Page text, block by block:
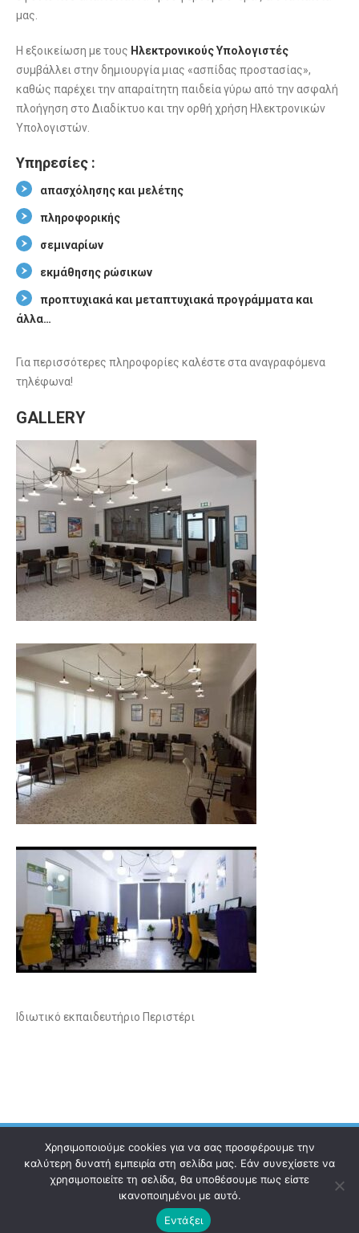
μας.
Η εξοικείωση με τους ΗλεκτρονικούςΥπολογιστές
συμβάλλει στην δημιουργία μιας «ασπίδας προστασίας»,
καθώς παρέχει την απαραίτητη παιδεία γύρω από την ασφαλή
πλοήγηση στο Διαδίκτυο και την ορθή χρήση Ηλεκτρονικών
Υπολογιστών.
Υπηρεσίες :
απασχόλησης και μελέτης
πληροφορικής
σεμιναρίων
εκμάθησης ρώσικων
προπτυχιακά και μεταπτυχιακά προγράμματα και
άλλα…
Για περισσότερες πληροφορίες καλέστε στα αναγραφόμενα
τηλέφωνα!
GALLERY
Ιδιωτικό εκπαιδευτήριο Περιστέρι
Ηλεκτρονικός Οδηγός Επικοινωνία Όροι χρήσης
© 2021 Copyright ilektronikosodigos.gr.
Χρησιμοποιούμε cookies για να σας προσφέρουμε την
καλύτερη δυνατή εμπειρία στη σελίδα μας. Εάν συνεχίσετε να
χρησιμοποιείτε τη σελίδα, θα υποθέσουμε πως είστε
ικανοποιημένοι με αυτό.
Εντάξει